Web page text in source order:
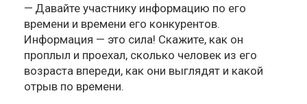
Давайте участнику информацию по его
времени и времени его конкурентов.
Информация — это сила! Скажите, как он
проплыл и проехал, сколько человек из его
возраста впереди, как они выглядят и какой
отрыв по времени.